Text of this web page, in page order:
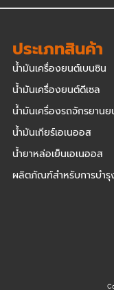
ประเภทสินค้า
น้ำมันเครื่องยนต์เบนซิน
น้ำมันเครื่องยนต์ดีเซล
น้ำมันเครื่องรถจักรยาน
น้ำมันเกียร์เอเนออส
น้ำยาหล่อเย็นเอเนออส
ผลิตภัณฑ์สำหรับการบำรุ